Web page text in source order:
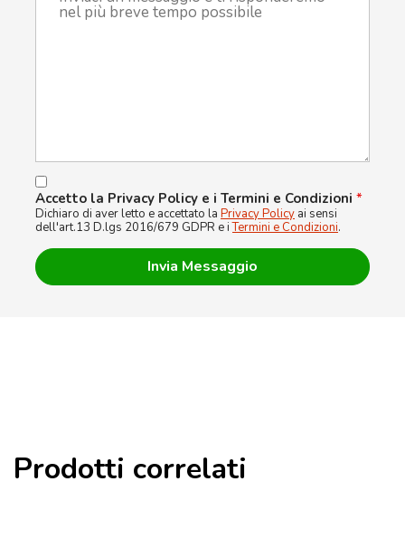
Accetto la Privacy Policy e i Termini e Condizioni *
Dichiaro di aver letto e accettato la Privacy Policy ai sensi
dell'art.13 D.lgs 2016/679 GDPR e iTermini e Condizioni.
Prodotti correlati